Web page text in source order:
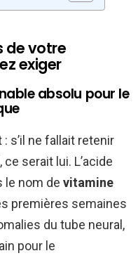
de votre
exiger
absolu pour le
s’il ne fallait retenir
serait lui. L’acide
le nom de vitamine
premières semaines
du tube neural,
pour le